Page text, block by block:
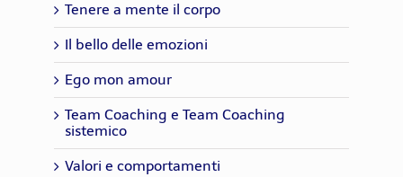
Tenere a mente il corpo
Il bello delle emozioni
Ego mon amour
Team Coaching e Team Coaching
sistemico
Valori e comportamenti